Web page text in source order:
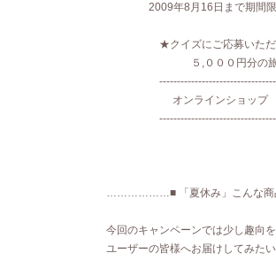
2009年8月16日まで期間限定
★クイズにご応募いただい
５,０００円分の旅行券
オンラインショッ
………………■ 「夏休み」こんな
今回のキャンペーンでは少し趣向
ユーザーの皆様へお届けしてみた